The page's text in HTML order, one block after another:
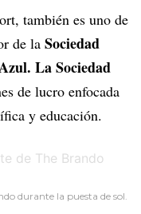
también es uno de
de la Sociedad
La Sociedad
de lucro enfocada
y educación.
durante la puesta de sol.